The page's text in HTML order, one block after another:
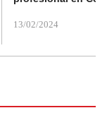
13/02/2024